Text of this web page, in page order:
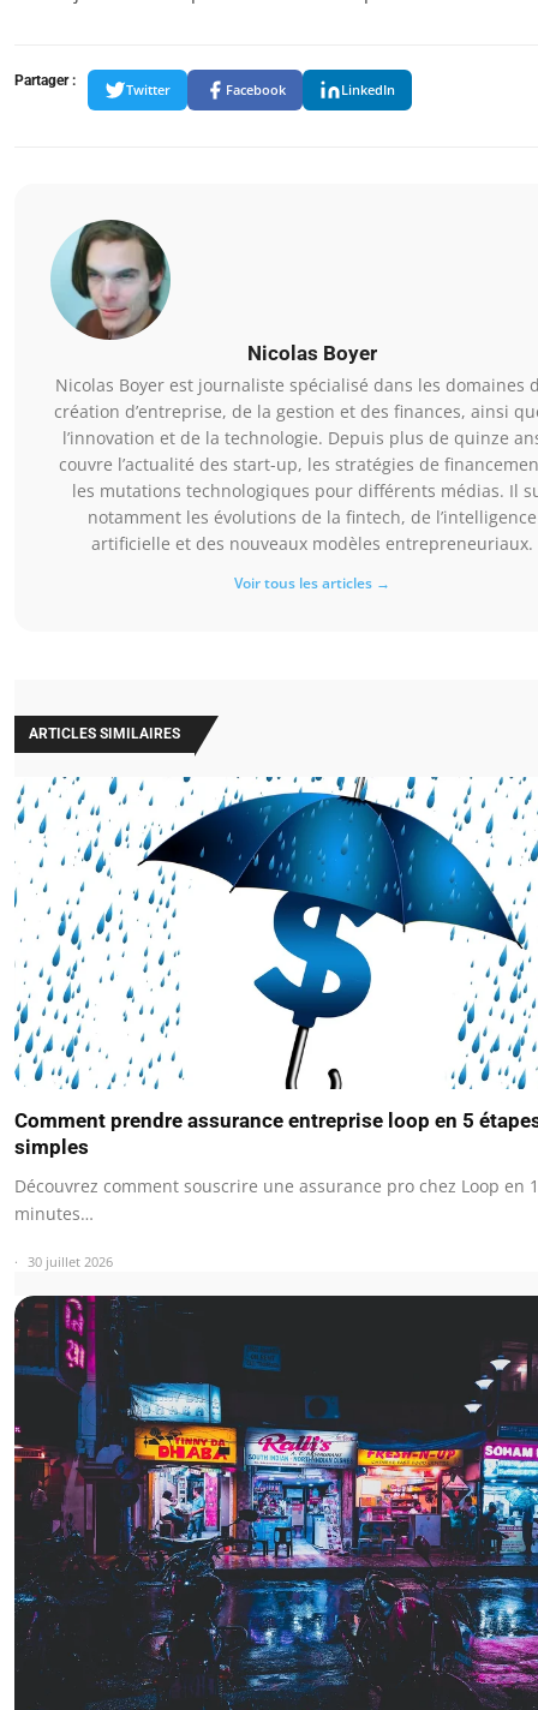
Partager :
Twitter Facebook LinkedIn
Nicolas Boyer
Nicolas Boyer est journaliste spécialisé dans les domaines
création d’entreprise, de la gestion et des finances, ainsi
l’innovation et de la technologie. Depuis plus de quinze
couvre l’actualité des start-up, les stratégies de
les mutations technologiques pour différents médias. Il
notamment les évolutions de la fintech, de l’intelligence
artificielle et des nouveaux modèles entrepreneuriaux.
Voir tous les articles →
ARTICLES SIMILAIRES
Comment prendre assurance entreprise loop en 5
simples
Découvrez comment souscrire une assurance pro chez Loop en
minutes…
30 juillet 2026